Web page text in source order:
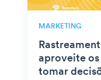
MARKETING
aproveite os
tomar